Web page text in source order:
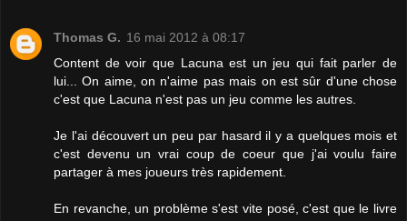
Thomas G. 16 mai 2012 à 08:17
Content de voir que Lacuna est un jeu qui fait parler de
lui... On aime, on n'aime pas mais on est sûr d'une chose
c'est que Lacuna n'est pas un jeu comme les autres.
Je l'ai découvert un peu par hasard il y a quelques mois et
c'est devenu un vrai coup de coeur que j'ai voulu faire
partager à mes joueurs très rapidement.
En revanche, un problème s'est vite posé, c'est que le livre